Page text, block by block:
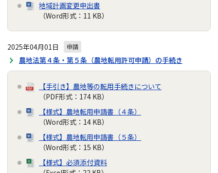
地域計画変更申出書
（Word形式：11 KB）
2025年04月01日 申請
農地法第４条・第５条（農地転用許可申請）の手続き
【手引き】農地等の転用手続きについて
（PDF形式：174 KB）
【様式】農地転用申請書（４条）
（Word形式：14 KB）
【様式】農地転用申請書（５条）
（Word形式：15 KB）
【様式】必須添付資料